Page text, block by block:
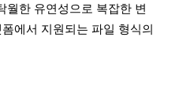
월한 유연성으로 복잡한 변
폼에서 지원되는 파일 형식의